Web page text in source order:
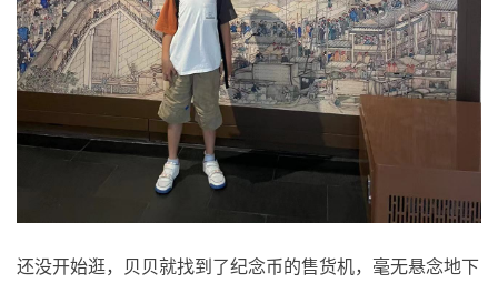
还没开始逛，贝贝就找到了纪念币的售货机，毫无悬念地下